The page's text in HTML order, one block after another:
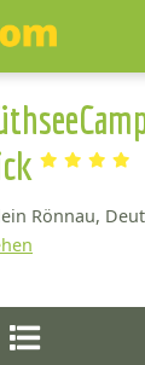
Rönnau,